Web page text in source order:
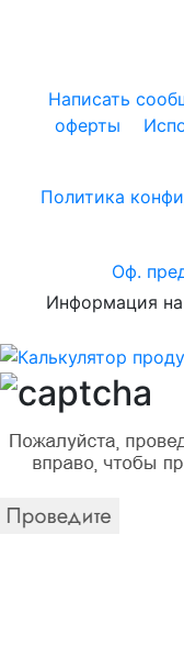
Написать
оферты
Политика
Оф.
Информация на